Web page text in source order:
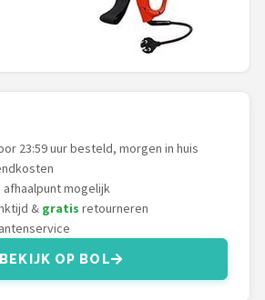
23:59 uur besteld, morgen in huis
afhaalpunt mogelijk
& gratis retourneren
BEKIJK OP BOL